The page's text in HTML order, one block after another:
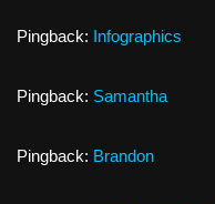
Pingback: Infographics
Pingback: Samantha
Pingback: Brandon